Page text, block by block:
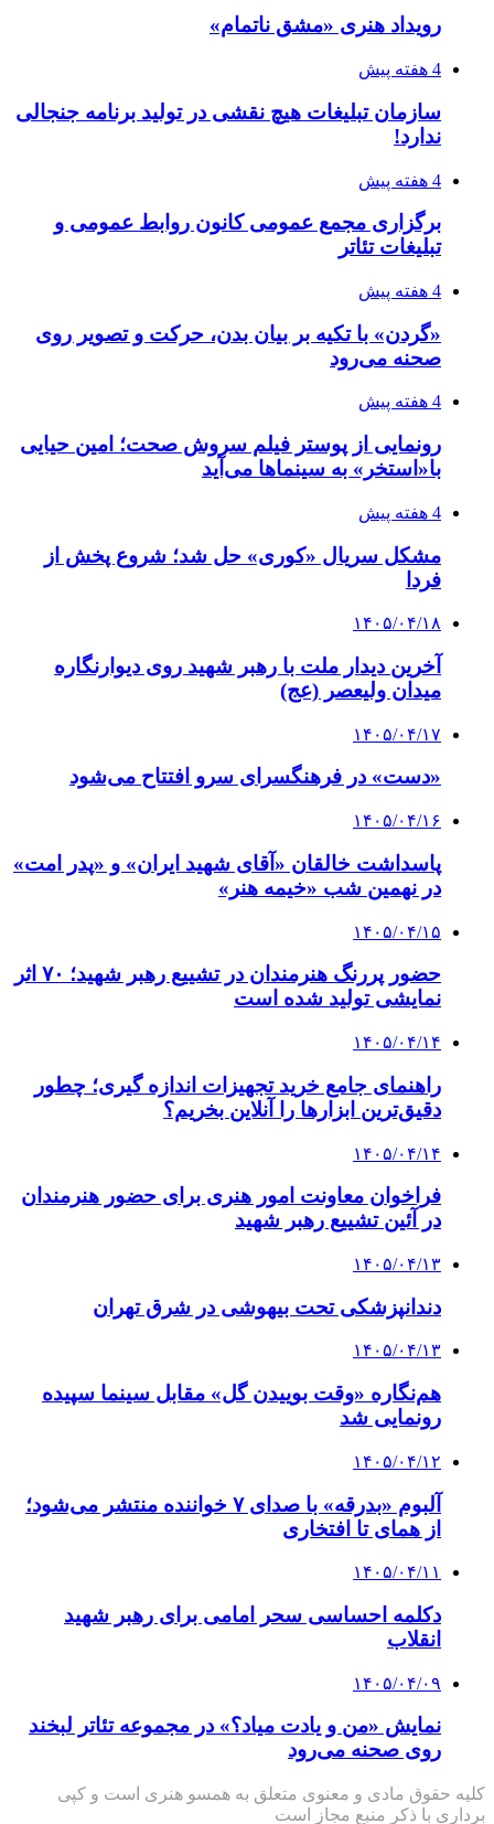
رویداد هنری «مشق ناتمام»
4 هفته پیش
سازمان تبلیغات هیچ نقشی در تولید برنامه جنجالی
ندارد!
4 هفته پیش
برگزاری مجمع عمومی کانون روابط عمومی و
تبلیغات تئاتر
4 هفته پیش
«گردن» با تکیه بر بیان بدن، حرکت و تصویر روی
صحنه می‌رود
4 هفته پیش
رونمایی از پوستر فیلم سروش صحت؛ امین حیایی
با«استخر» به سینماها می‌آید
4 هفته پیش
مشکل سریال «کوری» حل شد؛ شروع پخش از
فردا
۱۴۰۵/۰۴/۱۸
آخرین دیدار ملت با رهبر شهید روی دیوارنگاره
میدان ولیعصر (عج)
۱۴۰۵/۰۴/۱۷
«دست» در فرهنگسرای سرو افتتاح می‌شود
۱۴۰۵/۰۴/۱۶
پاسداشت خالقان «آقای شهید ایران» و «پدر امت»
در نهمین شب «خیمه هنر»
۱۴۰۵/۰۴/۱۵
حضور پررنگ هنرمندان در تشییع رهبر شهید؛ ۷۰ اثر
نمایشی تولید شده است
۱۴۰۵/۰۴/۱۴
راهنمای جامع خرید تجهیزات اندازه گیری؛ چطور
دقیق‌ترین ابزارها را آنلاین بخریم؟
۱۴۰۵/۰۴/۱۴
فراخوان معاونت امور هنری برای حضور هنرمندان
در آئین تشییع رهبر شهید
۱۴۰۵/۰۴/۱۳
دندانپزشکی تحت بیهوشی در شرق تهران
۱۴۰۵/۰۴/۱۳
هم‌نگاره «وقت بوییدن گل» مقابل سینما سپیده
رونمایی شد
۱۴۰۵/۰۴/۱۲
آلبوم «بدرقه» با صدای ۷ خواننده منتشر می‌شود؛
از همای تا افتخاری
۱۴۰۵/۰۴/۱۱
دکلمه‌ احساسی سحر امامی برای رهبر شهید
انقلاب
۱۴۰۵/۰۴/۰۹
نمایش «من و یادت میاد؟» در مجموعه تئاتر لبخند
روی صحنه می‌رود
کلیه حقوق مادی و معنوی متعلق به همسو هنری است و کپی
برداری با ذکر منبع مجاز است